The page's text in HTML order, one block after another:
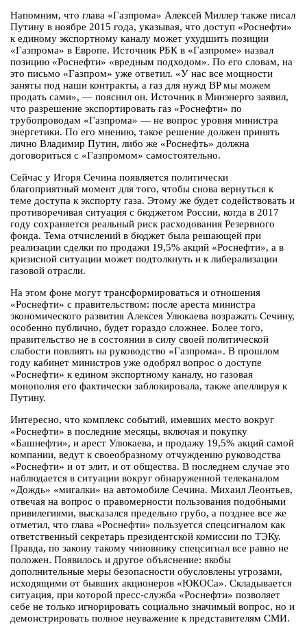
Напомним, что глава «Газпрома» Алексей Миллер также писал
Путину в ноябре 2015 года, указывая, что доступ «Роснефти»
к единому экспортному каналу может ухудшить позиции
«Газпрома» в Европе. Источник РБК в «Газпроме» назвал
позицию «Роснефти» «вредным подходом». По его словам, на
это письмо «Газпром» уже ответил. «У нас все мощности
заняты под наши контракты, а газ для нужд BP мы можем
продать сами», — пояснил он. Источник в Минэнерго заявил,
что разрешение экспортировать газ «Роснефти» по
трубопроводам «Газпрома» — не вопрос уровня министра
энергетики. По его мнению, такое решение должен принять
лично Владимир Путин, либо же «Роснефть» должна
договориться с «Газпромом» самостоятельно.
Сейчас у Игоря Сечина появляется политически
благоприятный момент для того, чтобы снова вернуться к
теме доступа к экспорту газа. Этому же будет содействовать и
противоречивая ситуация с бюджетом России, когда в 2017
году сохраняется реальный риск расходования Резервного
фонда. Тема отчислений в бюджет была решающей при
реализации сделки по продажи 19,5% акций «Роснефти», а в
кризисной ситуации может подтолкнуть и к либерализации
газовой отрасли.
На этом фоне могут трансформироваться и отношения
«Роснефти» с правительством: после ареста министра
экономического развития Алексея Улюкаева возражать Сечину,
особенно публично, будет гораздо сложнее. Более того,
правительство не в состоянии в силу своей политической
слабости повлиять на руководство «Газпрома». В прошлом
году кабинет министров уже одобрял вопрос о доступе
«Роснефти» к едином экспортному каналу, но газовая
монополия его фактически заблокировала, также апеллируя к
Путину.
Интересно, что комплекс событий, имевших место вокруг
«Роснефти» в последние месяцы, включая и покупку
«Башнефти», и арест Улюкаева, и продажу 19,5% акций самой
компании, ведут к своеобразному отчуждению руководства
«Роснефти» и от элит, и от общества. В последнем случае это
наблюдается в ситуации вокруг обнаруженной телеканалом
«Дождь» «мигалки» на автомобиле Сечина. Михаил Леонтьев,
отвечая на вопрос о правомерности пользования подобными
привилегиями, высказался предельно грубо, а позднее все же
отметил, что глава «Роснефти» пользуется спецсигналом как
ответственный секретарь президентской комиссии по ТЭКу.
Правда, по закону такому чиновнику спецсигнал все равно не
положен. Появилось и другое объяснение: якобы
дополнительные меры безопасности обусловлены угрозами,
исходящими от бывших акционеров «ЮКОСа». Складывается
ситуация, при которой пресс-служба «Роснефти» позволяет
себе не только игнорировать социально значимый вопрос, но и
демонстрировать полное неуважение к представителям СМИ.